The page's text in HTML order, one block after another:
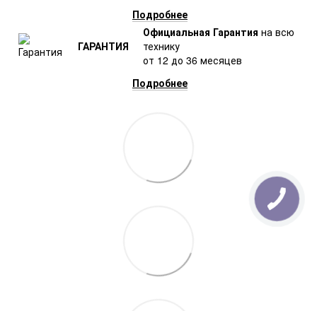
Подробнее
ГАРАНТИЯ
Официальная Гарантия на всю
технику
от 12 до 36 месяцев
Подробнее